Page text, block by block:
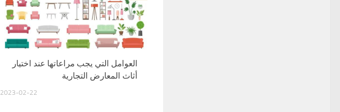
العوامل التي يجب مراعاتها عند اختيار
أثاث المعارض التجارية
2023-02-22